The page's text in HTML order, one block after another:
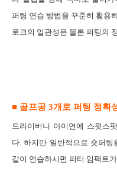
퍼팅 연습 방법을 꾸준히 활용
로크의 일관성은 물론 퍼팅의
■ 골프공 3개로 퍼팅 정확
드라이버나 아이언에 스윗스
다 .하지만 일반적으로 숏퍼팅
같이 연습하시면 퍼터 임팩트